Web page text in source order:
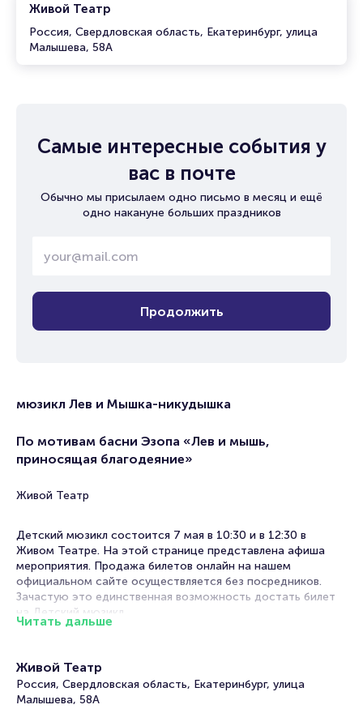
Живой Театр
Россия, Свердловская область, Екатеринбург, улица
Малышева, 58А
Самые интересные события у
вас в почте
Обычно мы присылаем одно письмо в месяц и ещё
одно накануне больших праздников
Продолжить
мюзикл Лев и Мышка-никудышка
По мотивам басни Эзопа «Лев и мышь,
приносящая благодеяние»
Живой Театр
Детский мюзикл состоится 7 мая в 10:30 и в 12:30 в
Живом Театре. На этой странице представлена афиша
мероприятия. Продажа билетов онлайн на нашем
официальном сайте осуществляется без посредников.
Зачастую это единственная возможность достать билет
на Детский мюзикл.
Portalbilet – удобный и надежный сервис для покупки и
продажи билетов на мероприятия разного формата.
Среднее время на покупку билета здесь начиная с выбора
Читать дальше
Живой Театр
Россия, Свердловская область, Екатеринбург, улица
Малышева, 58А